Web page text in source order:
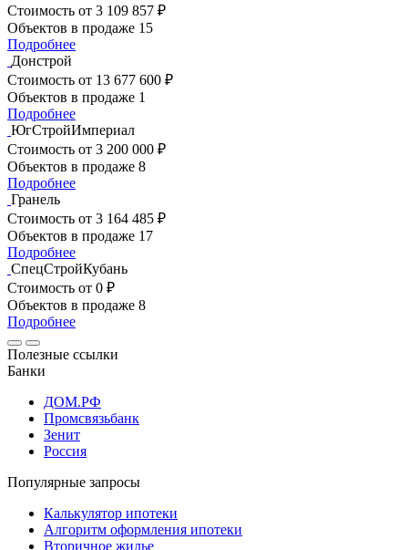
Стоимость от 3 109 857 ₽
Объектов в продаже 15
Подробнее
Донстрой
Стоимость от 13 677 600 ₽
Объектов в продаже 1
Подробнее
ЮгСтройИмпериал
Стоимость от 3 200 000 ₽
Объектов в продаже 8
Подробнее
Гранель
Стоимость от 3 164 485 ₽
Объектов в продаже 17
Подробнее
СпецСтройКубань
Стоимость от 0 ₽
Объектов в продаже 8
Подробнее
Полезные ссылки
Банки
ДОМ.РФ
Промсвязьбанк
Зенит
Россия
Популярные запросы
Калькулятор ипотеки
Алгоритм оформления ипотеки
Вторичное жилье